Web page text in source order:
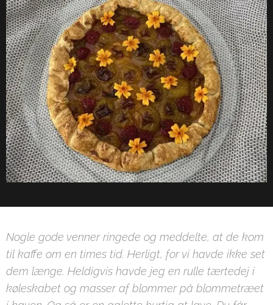
Nogle gode venner ringede og meddelte, at de kom
til kaffe om en times tid. Herligt, for vi havde ikke set
dem længe. Heldigvis havde jeg en rulle tærtedej i
køleskabet og masser af blommer på blommetræet